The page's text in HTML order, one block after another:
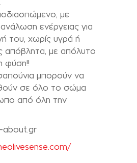
με
ενέργειας για
του, χωρίς υγρά ή
απόβλητα, με απόλυτο
φύση!!
μπορούν να
σε όλο το σώμα
από όλη την
about.gr